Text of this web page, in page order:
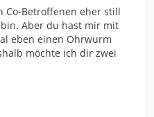
Co-Betroffenen eher still
Aber du hast mir mit
eben einen Ohrwurm
möchte ich dir zwei